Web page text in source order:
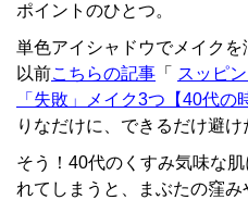
ポイントのひとつ。
単色アイシャドウでメイクを
以前こちらの記事 「
スッピ
「失敗」メイク3つ【40代の
りなだけに、できるだけ避け
そう！40代のくすみ気味な
れてしまうと、まぶたの窪